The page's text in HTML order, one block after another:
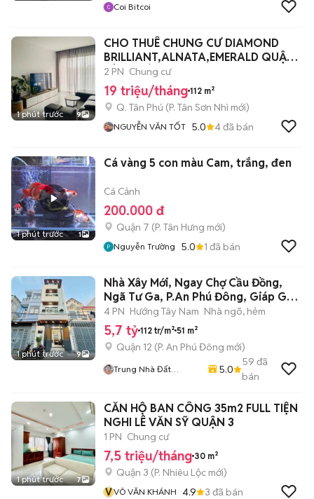
Coi Bitcoi
1 phút trước 9
CHO THUÊ CHUNG CƯ DIAMOND
BRILLIANT,ALNATA,EMERALD QUẬN
TÂN PHÚ
2 PN Chung cư
19 triệu/tháng 112 m²
Q. Tân Phú (P. Tân Sơn Nhì mới)
NGUYỄN VĂN TỐT 5.0 4đã bán
1 phút trước 1
Cá vàng 5 con màu Cam, trắng, đen
Cá Cảnh
200.000 đ
Quận 7 (P. Tân Hưng mới)
Nguyễn Trường 5.0 1 đã bán
1 phút trước 9
Nhà Xây Mới, Ngay Chợ Cầu Đồng,
Ngã Tư Ga, P.An Phú Đông, Giáp Gò
Vấp
4 PN Hướng Tây Nam Nhà ngõ, hẻm
5,7 tỷ 112 tr/m² 51 m²
Quận 12 (P. An Phú Đông mới)
Trung Nhà Đất
5.0
59 đã
bán
1 phút trước 7
CĂN HỘ BAN CÔNG 35m2 FULL TIỆN
NGHI LÊ VĂN SỸ QUẬN 3
1 PN Chung cư
7,5 triệu/tháng 30 m²
Quận 3 (P. Nhiêu Lộc mới)
VVÕ VĂN KHÁNH 4.9 3 đã bán